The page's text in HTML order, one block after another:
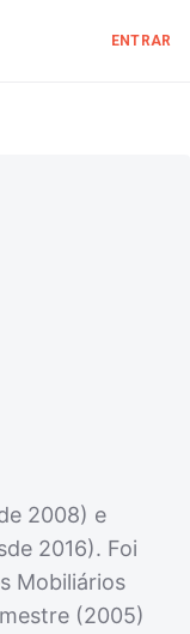
ENTRAR
2008) e
2016). Foi
Mobiliários
(2005)